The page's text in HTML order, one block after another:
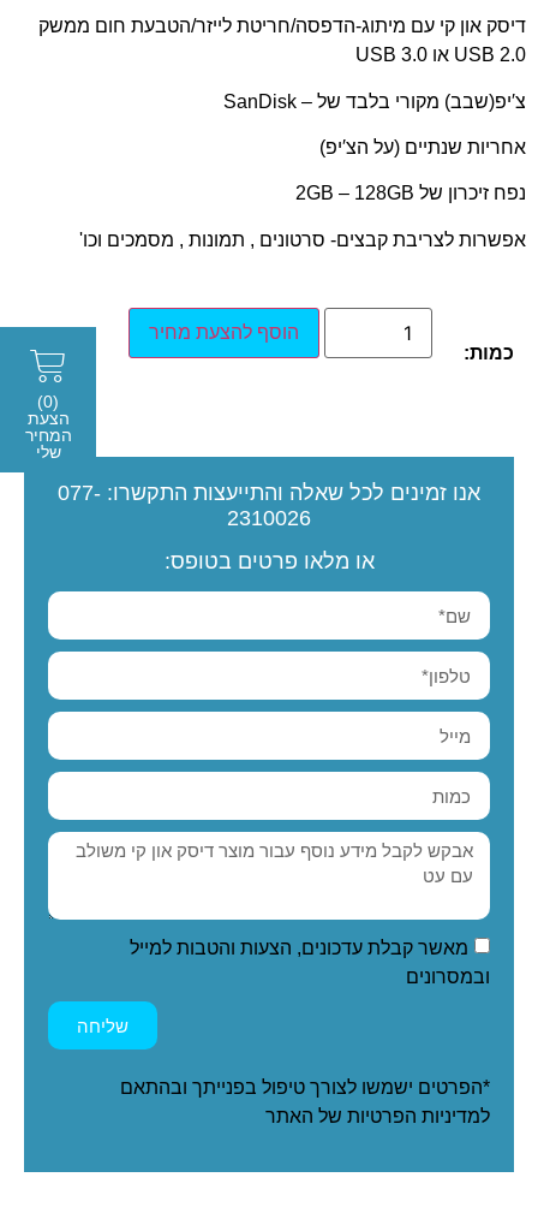
דיסק און קי עם מיתוג-הדפסה/חריטת לייזר/הטבעת חום ממשק
USB 2.0 או USB 3.0
צ′יפ(שבב) מקורי בלבד של – SanDisk
אחריות שנתיים (על הצ′יפ)
נפח זיכרון של 2GB – 128GB
אפשרות לצריבת קבצים- סרטונים , תמונות , מסמכים וכו'
כמות:
הוסף להצעת מחיר
אנו זמינים לכל שאלה והתייעצות התקשרו: 077-
2310026
או מלאו פרטים בטופס:
מאשר קבלת עדכונים, הצעות והטבות למייל
ובמסרונים
שליחה
*הפרטים ישמשו לצורך טיפול בפנייתך ובהתאם
למדיניות הפרטיות של האתר
(0)
הצעת
המחיר
שלי